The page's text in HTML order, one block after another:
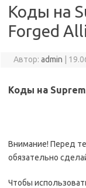
Коды на
Forged
Автор: admin
Коды на
Внимание! Перед
обязательно
Чтобы